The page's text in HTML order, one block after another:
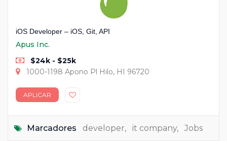
iOS Developer – iOS, Git, API
Apus Inc.
$24k - $25k
1000-1198 Apono Pl Hilo, HI 96720
APLICAR
Marcadores developer, it company, Jobs